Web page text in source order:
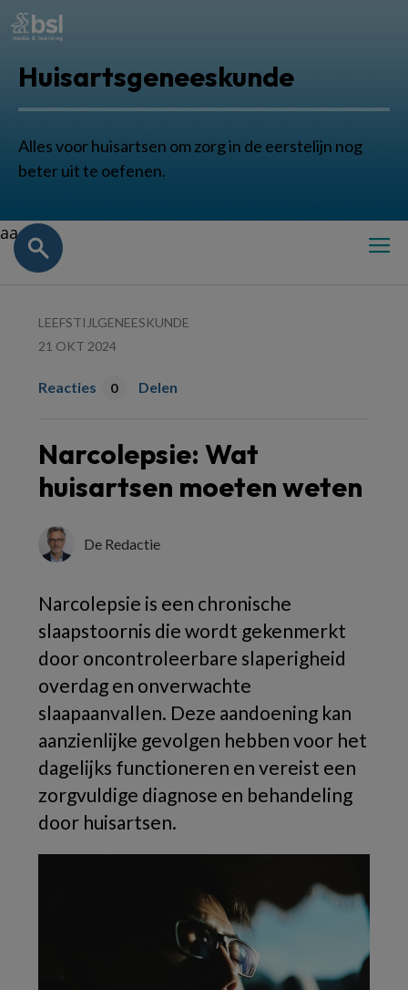
Huisartsgeneeskunde
Alles voor huisartsen om zorg in de eerstelijn nog
beter uit te oefenen.
aa
LEEFSTIJLGENEESKUNDE
21 OKT 2024
Reacties 0 Delen
Narcolepsie: Wat
huisartsen moeten weten
De Redactie
Narcolepsie is een chronische
slaapstoornis die wordt gekenmerkt
door oncontroleerbare slaperigheid
overdag en onverwachte
slaapaanvallen. Deze aandoening kan
aanzienlijke gevolgen hebben voor het
dagelijks functioneren en vereist een
zorgvuldige diagnose en behandeling
door huisartsen.